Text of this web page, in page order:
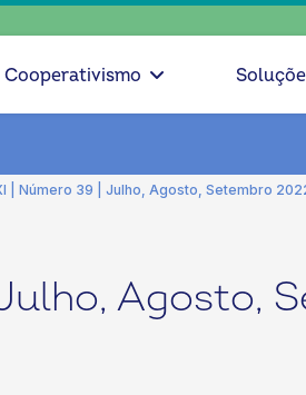
Cooperativismo
| Número 39 | Julho, Agosto, Setembro
Agosto,